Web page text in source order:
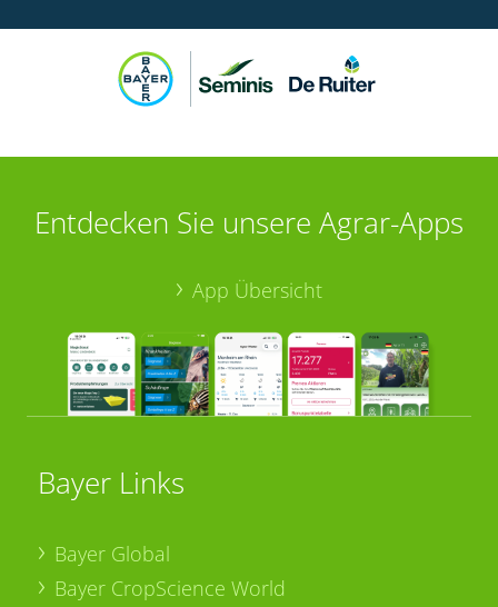
Entdecken Sie unsere Agrar-Apps
App Übersicht
Bayer Links
Bayer Global
Bayer CropScience World